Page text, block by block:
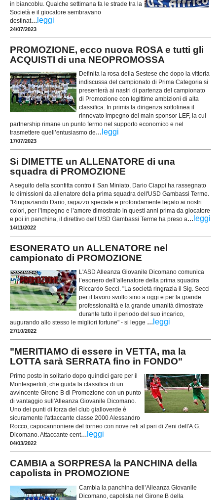
in biancoblu. Qualche settimana fa le strade tra la
Società e il giocatore sembravano
destinat... leggi
24/07/2023
PROMOZIONE, ecco nuova ROSA e tutti gli
ACQUISTI di una NEOPROMOSSA
Definita la rosa della Sestese che dopo la vittoria
indiscussa del campionato di Prima Categoria si
presenterà ai nastri di partenza del campionato
di Promozione con legittime ambizioni di alta
classifica. In primis la dirigenza sottolinea il
rinnovato impegno del main sponsor LEF, la cui
partnership rimane un punto fermo nel supporto economico e nel
trasmettere quell’entusiasmo de... leggi
17/07/2023
Si DIMETTE un ALLENATORE di una
squadra di PROMOZIONE
A seguito della sconfitta contro il San Miniato, Dario Ciappi ha rassegnato
le dimissioni da allenatore della prima squadra dell'USD Gambassi Terme.
"Ringraziando Dario, ragazzo speciale e profondamente legato ai nostri
colori, per l’impegno e l’amore dimostrato in questi anni prima da giocatore
e poi in panchina, il direttivo dell’USD Gambassi Terme ha preso a... leggi
14/11/2022
ESONERATO un ALLENATORE nel
campionato di PROMOZIONE
L'ASD Alleanza Giovanile Dicomano comunica
l’esonero dell’allenatore della prima squadra
Riccardo Secci. "La società ringrazia il Sig. Secci
per il lavoro svolto sino a oggi e per la grande
professionalità e la grande umanità dimostrate
durante tutto il periodo del suo incarico,
augurando allo stesso le migliori fortune" - si legge ... leggi
27/10/2022
"MERITIAMO di essere in VETTA, ma la
LOTTA sarà SERRATA fino in FONDO"
Primo posto in solitario dopo quindici gare per il
Montespertoli, che guida la classifica di un
avvincente Girone B di Promozione con un punto
di vantaggio sull'Alleanza Giovanile Dicomano.
Uno dei punti di forza del club gialloverde è
sicuramente l'attaccante classe 2000 Alessandro
Rocco, capocannoniere del torneo con nove reti al pari di Zeni dell'A.G.
Dicomano. Attaccante cent... leggi
04/03/2022
CAMBIA a SORPRESA la PANCHINA della
capolista in PROMOZIONE
Cambia la panchina dell’Alleanza Giovanile
Dicomano, capolista nel Girone B della